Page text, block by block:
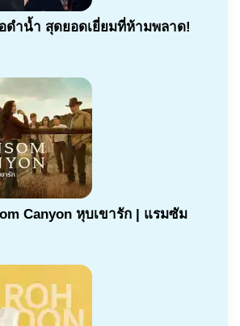
ดำน้ำ สุดยอดเยี่ยมที่ห้ามพลาด!
Canyon หุบเขารัก | แรมซัม